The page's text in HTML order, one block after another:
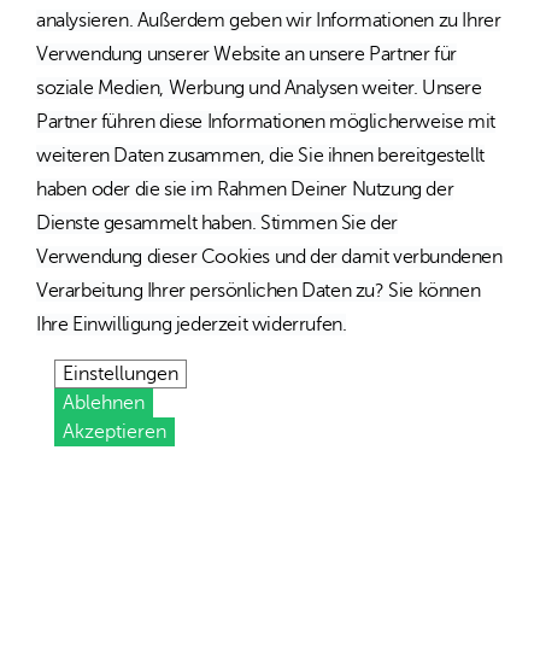
analysieren. Außerdem geben wir Informationen zu Ihrer
Verwendung unserer Website an unsere Partner für
soziale Medien, Werbung und Analysen weiter. Unsere
Partner führen diese Informationen möglicherweise mit
weiteren Daten zusammen, die Sie ihnen bereitgestellt
haben oder die sie im Rahmen Deiner Nutzung der
Dienste gesammelt haben. Stimmen Sie der
Verwendung dieser Cookies und der damit verbundenen
Verarbeitung Ihrer persönlichen Daten zu? Sie können
Ihre Einwilligung jederzeit widerrufen.
Einstellungen
Ablehnen
Akzeptieren